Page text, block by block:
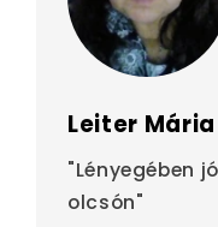
Leiter Mária
"Lényegében
olcsón"